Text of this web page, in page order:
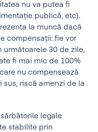
nu va putea fi
publică, etc).
la muncă dacă
compensații: fie vor
30 de zile,
fi mai mic de 100%
nu compensează
riscă amenzi de la
legale
stabilite prin